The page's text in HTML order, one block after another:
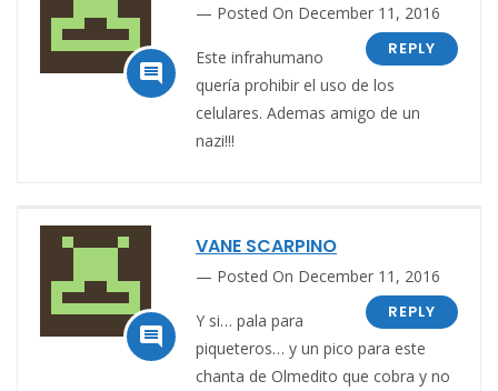

Posted On December 11, 2016
REPLY
Este infrahumano
quería prohibir el uso de los
celulares. Ademas amigo de un
nazi!!!

VANE SCARPINO
Posted On December 11, 2016
REPLY
Y si… pala para
piqueteros… y un pico para este
chanta de Olmedito que cobra y no